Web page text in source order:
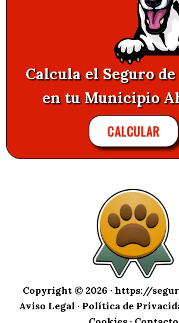
Calcula el Seguro
en tu Municipio
CALCULAR
Copyright © 2026 · https://
Aviso Legal · Política de